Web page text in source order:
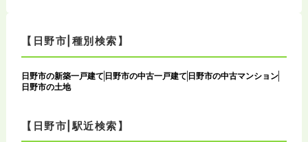
【日野市|種別検索】
日野市の新築一戸建て 日野市の中古一戸建て 日野市の中古マンション
日野市の土地
【日野市|駅近検索】